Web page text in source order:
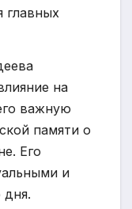
главных
на
важную
памяти о
Его
и